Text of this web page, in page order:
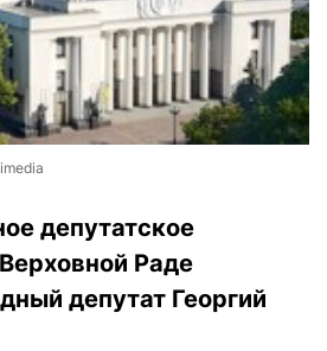
депутатское
Раде
депутат Георгий